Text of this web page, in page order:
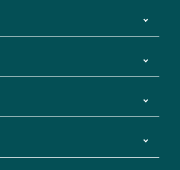
図・時刻表
用方法
報バスロケーションシステム
報
～横浜・東京・埼玉
用について